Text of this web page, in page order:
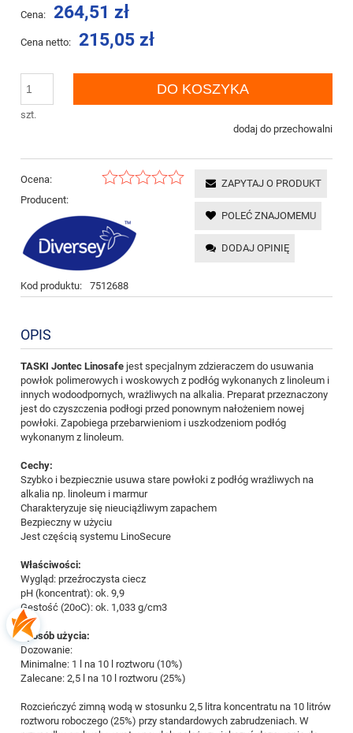
Cena: 264,51 zł
Cena netto: 215,05 zł
szt.
DO KOSZYKA
dodaj do przechowalni
Ocena:
Producent:
Kod produktu: 7512688
ZAPYTAJ O PRODUKT
POLEĆ ZNAJOMEMU
DODAJ OPINIĘ
OPIS
TASKI Jontec Linosafe jest specjalnym zdzieraczem do usuwania
powłok polimerowych i woskowych z podłóg wykonanych z linoleum i
innych wodoodpornych, wrażliwych na alkalia. Preparat przeznaczony
jest do czyszczenia podłogi przed ponownym nałożeniem nowej
powłoki. Zapobiega przebarwieniom i uszkodzeniom podłóg
wykonanym z linoleum.
Cechy:
Szybko i bezpiecznie usuwa stare powłoki z podłóg wrażliwych na
alkalia np. linoleum i marmur
Charakteryzuje się nieuciążliwym zapachem
Bezpieczny w użyciu
Jest częścią systemu LinoSecure
Właściwości:
Wygląd: przeźroczysta ciecz
pH (koncentrat): ok. 9,9
Gęstość (20oC): ok. 1,033 g/cm3
Sposób użycia:
Dozowanie:
Minimalne: 1 l na 10 l roztworu (10%)
Zalecane: 2,5 l na 10 l roztworu (25%)
Rozcieńczyć zimną wodą w stosunku 2,5 litra koncentratu na 10 litrów
roztworu roboczego (25%) przy standardowych zabrudzeniach. W